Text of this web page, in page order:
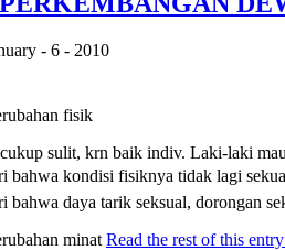
- 6 - 2010
fisik
sulit, krn baik indiv. Laki-laki
bahwa kondisi fisiknya tidak lagi
bahwa daya tarik seksual, dorongan
minat Read the rest of this